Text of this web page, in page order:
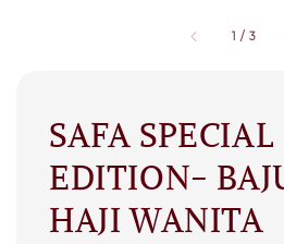
1 / 3
SAFA SPECIAL
EDITION-
HAJI WANITA